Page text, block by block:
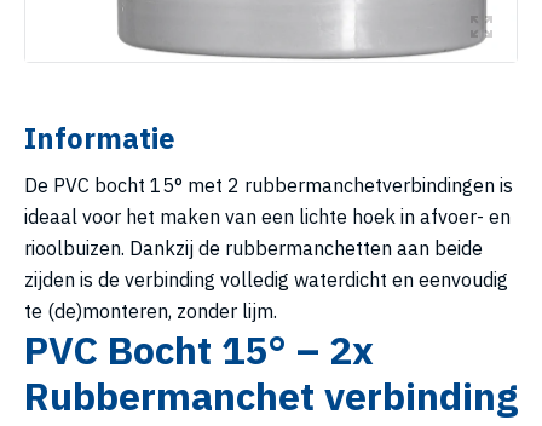
Informatie
De PVC bocht 15° met 2 rubbermanchetverbindingen is
ideaal voor het maken van een lichte hoek in afvoer- en
rioolbuizen. Dankzij de rubbermanchetten aan beide
zijden is de verbinding volledig waterdicht en eenvoudig
te (de)monteren, zonder lijm.
PVC Bocht 15° – 2x
Rubbermanchet verbinding